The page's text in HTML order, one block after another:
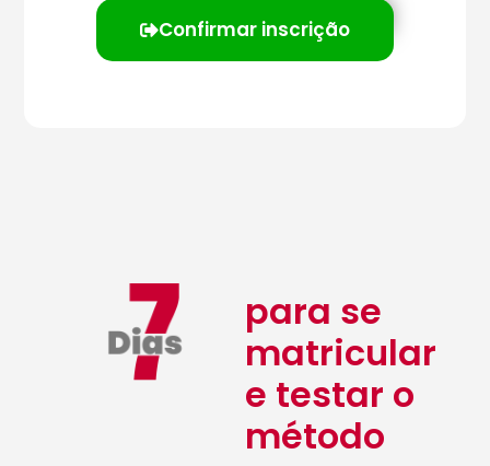
Confirmar inscrição
para se
matricular
e testar o
método